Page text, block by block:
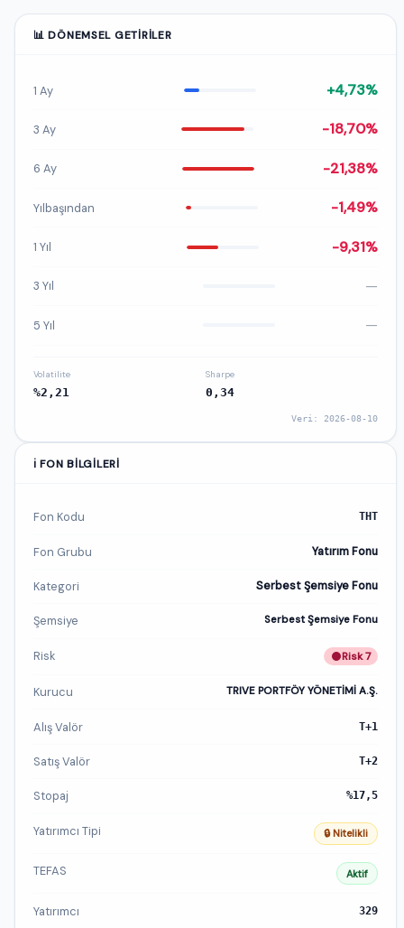
📊 DÖNEMSEL GETIRILER
1 Ay +4,73%
3 Ay -18,70%
6 Ay -21,38%
Yılbaşından -1,49%
1 Yıl -9,31%
3 Yıl —
5 Yıl —
Volatilite
%2,21
Sharpe
0,34
Veri: 2026-08-10
ℹ️ FON BILGILERI
Fon Kodu THT
Fon Grubu Yatırım Fonu
Kategori Serbest Şemsiye Fonu
Şemsiye Serbest Şemsiye Fonu
Risk Risk 7
Kurucu TRIVE PORTFÖY YÖNETİMİ A.Ş.
Alış Valör T+1
Satış Valör T+2
Stopaj %17,5
Yatırımcı Tipi 🔒 Nitelikli
TEFAS Aktif
Yatırımcı 329